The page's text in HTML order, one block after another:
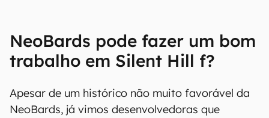
NeoBards pode fazer um bom
trabalho em Silent Hill f?
Apesar de um histórico não muito favorável da
NeoBards, já vimos desenvolvedoras que